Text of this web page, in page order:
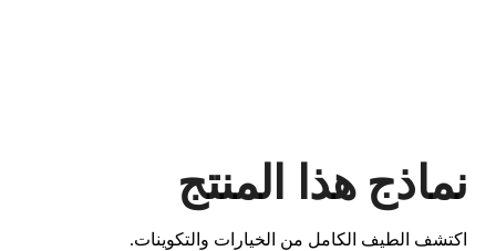
نماذج هذا المنتج
اكتشف الطيف الكامل من الخيارات والتكوينات.